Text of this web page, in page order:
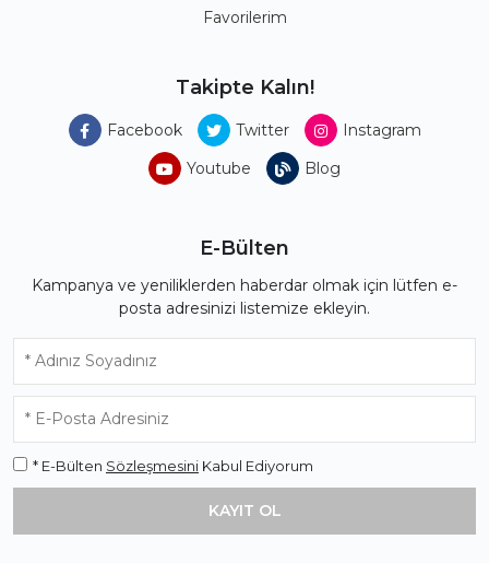
Favorilerim
Takipte Kalın!
Facebook Twitter
Instagram
Youtube
Blog
E-Bülten
Kampanya ve yeniliklerden haberdar olmak için lütfen e-
posta adresinizi listemize ekleyin.
* E-Bülten Sözleşmesini Kabul Ediyorum